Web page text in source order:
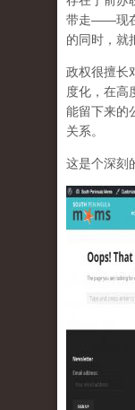
带走——现
的同时，就
政权很擅长
度化，在高
能留下来的
关系。
这是个深刻